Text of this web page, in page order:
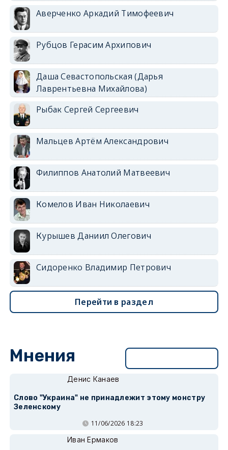
Аверченко Аркадий Тимофеевич
Рубцов Герасим Архипович
Даша Севастопольская (Дарья
Лаврентьевна Михайлова)
Рыбак Сергей Сергеевич
Мальцев Артём Александрович
Филиппов Анатолий Матвеевич
Комелов Иван Николаевич
Курышев Даниил Олегович
Сидоренко Владимир Петрович
Перейти в раздел
Мнения
Денис Канаев
Слово "Украина" не принадлежит этому монстру
Зеленскому
11/06/2026 18:23
Иван Ермаков